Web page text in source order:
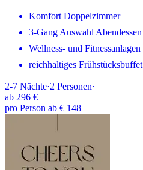
Komfort Doppelzimmer
3-Gang Auswahl Abendessen
Wellness- und Fitnessanlagen
reichhaltiges Frühstücksbuffet
2-7 Nächte·2 Personen·
ab 296 €
pro Person ab € 148